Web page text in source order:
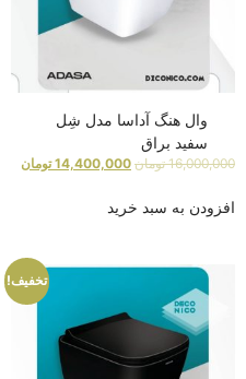
وال هنگ آداسا مدل شِل
سفید براق
16,000,000 تومان 14,400,000 تومان
افزودن به سبد خرید
تخفیف!